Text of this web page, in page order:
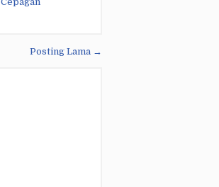
Posting Lama →